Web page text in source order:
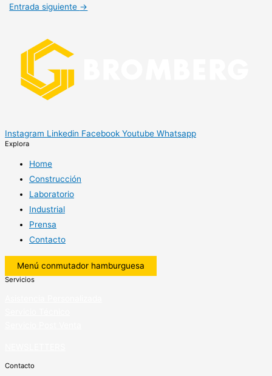
Entrada siguiente →
Instagram Linkedin Facebook Youtube Whatsapp
Explora
Home
Construcción
Laboratorio
Industrial
Prensa
Contacto
Menú conmutador hamburguesa
Servicios
Contacto